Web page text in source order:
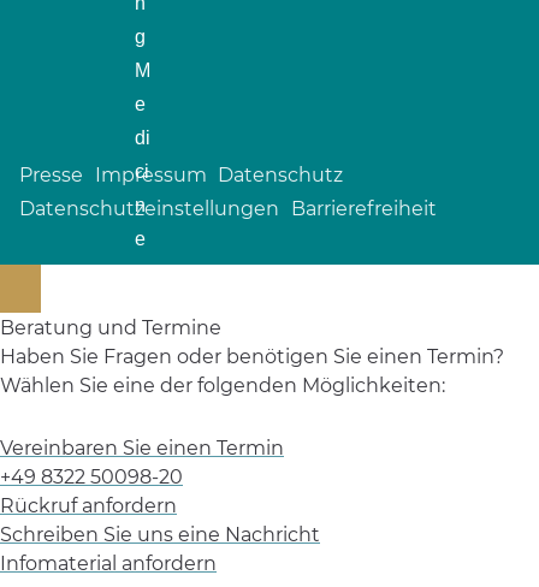
Presse Impressum
Datenschutz
Datenschutzeinstellungen
Barrierefreiheit
Beratung und Termine
Haben Sie Fragen oder benötigen Sie einen Termin?
Wählen Sie eine der folgenden Möglichkeiten:
Vereinbaren Sie einen Termin
+49 8322 50098-20
Rückruf anfordern
Schreiben Sie uns eine Nachricht
Infomaterial anfordern